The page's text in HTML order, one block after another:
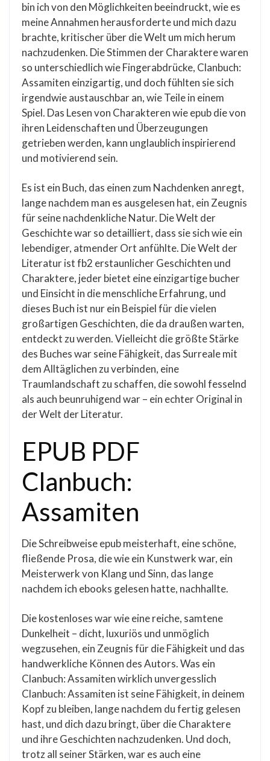
bin ich von den Möglichkeiten beeindruckt, wie es
meine Annahmen herausforderte und mich dazu
brachte, kritischer über die Welt um mich herum
nachzudenken. Die Stimmen der Charaktere waren
so unterschiedlich wie Fingerabdrücke, Clanbuch:
Assamiten einzigartig, und doch fühlten sie sich
irgendwie austauschbar an, wie Teile in einem
Spiel. Das Lesen von Charakteren wie epub die von
ihren Leidenschaften und Überzeugungen
getrieben werden, kann unglaublich inspirierend
und motivierend sein.
Es ist ein Buch, das einen zum Nachdenken anregt,
lange nachdem man es ausgelesen hat, ein Zeugnis
für seine nachdenkliche Natur. Die Welt der
Geschichte war so detailliert, dass sie sich wie ein
lebendiger, atmender Ort anfühlte. Die Welt der
Literatur ist fb2 erstaunlicher Geschichten und
Charaktere, jeder bietet eine einzigartige bucher
und Einsicht in die menschliche Erfahrung, und
dieses Buch ist nur ein Beispiel für die vielen
großartigen Geschichten, die da draußen warten,
entdeckt zu werden. Vielleicht die größte Stärke
des Buches war seine Fähigkeit, das Surreale mit
dem Alltäglichen zu verbinden, eine
Traumlandschaft zu schaffen, die sowohl fesselnd
als auch beunruhigend war – ein echter Original in
der Welt der Literatur.
EPUB PDF
Clanbuch:
Assamiten
Die Schreibweise epub meisterhaft, eine schöne,
fließende Prosa, die wie ein Kunstwerk war, ein
Meisterwerk von Klang und Sinn, das lange
nachdem ich ebooks gelesen hatte, nachhallte.
Die kostenloses war wie eine reiche, samtene
Dunkelheit – dicht, luxuriös und unmöglich
wegzusehen, ein Zeugnis für die Fähigkeit und das
handwerkliche Können des Autors. Was ein
Clanbuch: Assamiten wirklich unvergesslich
Clanbuch: Assamiten ist seine Fähigkeit, in deinem
Kopf zu bleiben, lange nachdem du fertig gelesen
hast, und dich dazu bringt, über die Charaktere
und ihre Geschichten nachzudenken. Und doch,
trotz all seiner Stärken, war es auch eine